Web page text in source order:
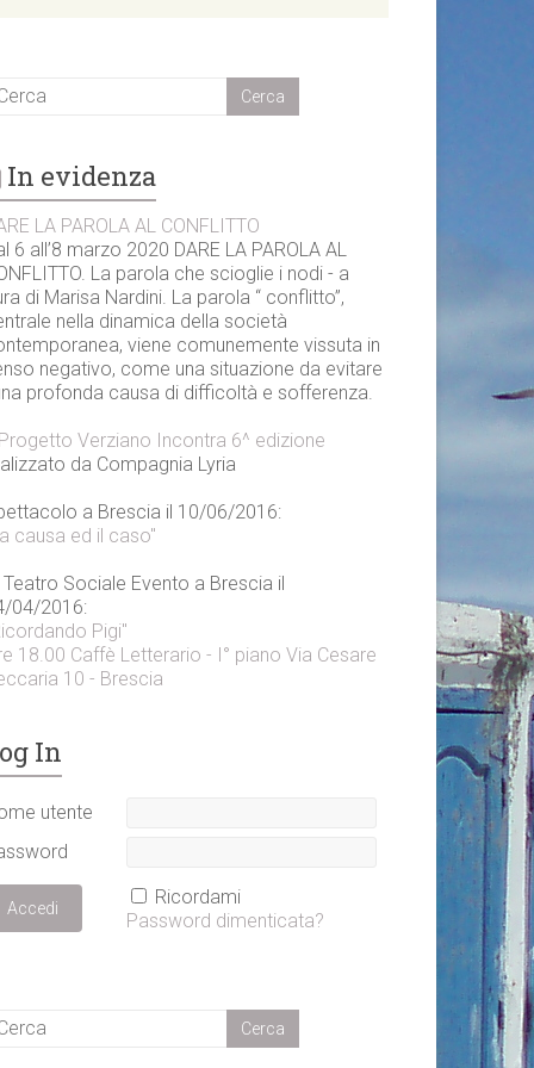
In evidenza
LA PAROLA AL CONFLITTO
6 all’8 marzo 2020 DARE LA PAROLA AL
La parola che scioglie i nodi - a
di Marisa Nardini. La parola “ conflitto”,
nella dinamica della società
viene comunemente vissuta in
negativo, come una situazione da evitare
profonda causa di difficoltà e sofferenza.
Verziano Incontra 6^ edizione
da Compagnia Lyria
a Brescia il 10/06/2016:
causa ed il caso"
Teatro Sociale Evento a Brescia il
04/2016:
Pigi"
18.00 Caffè Letterario - I° piano Via Cesare
10 - Brescia
In
utente
Ricordami
Password dimenticata?